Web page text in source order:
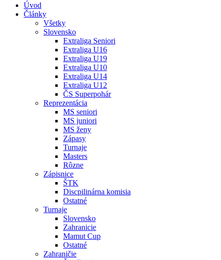
Úvod
Články
Všetky
Slovensko
Extraliga Seniori
Extraliga U16
Extraliga U19
Extraliga U10
Extraliga U14
Extraliga U12
ČS Superpohár
Reprezentácia
MS seniori
MS juniori
MS ženy
Zápasy
Turnaje
Masters
Rôzne
Zápisnice
ŠTK
Discpilinárna komisia
Ostatné
Turnaje
Slovensko
Zahranicie
Mamut Cup
Ostatné
Zahraničie